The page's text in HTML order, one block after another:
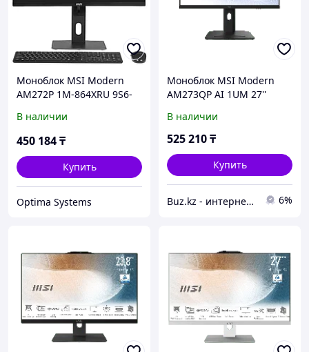
Моноблок MSI Modern
AM272P 1M-864XRU 9S6-
Core i3, 100U, 1.2, 8 Гб,
256 Гб
В наличии
450 184₸
Купить
Optima Systems
Моноблок MSI Modern
AM273QP AI 1UM 27''
1Tb, Non-OS, Черный
1UM-003XRU
В наличии
525 210₸
Купить
Buz.kz - интернет магазин 6%